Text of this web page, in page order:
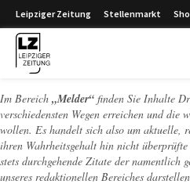
Leipziger Zeitung Stellenmarkt
Im Bereich „Melder“ finden Sie Inhalte
verschiedensten Wegen erreichen und die
wollen. Es handelt sich also um aktuelle,
ihren Wahrheitsgehalt hin nicht
stets durchgehende Zitate der namentlich
unseres redaktionellen Bereiches